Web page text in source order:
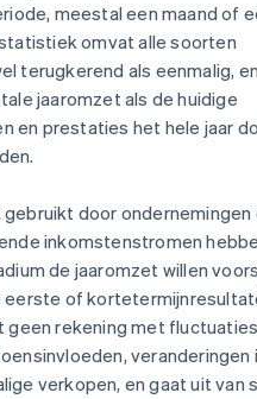
meestal een maand of
omvat alle soorten
terugkerend als eenmalig, en
jaaromzet als de huidige
en prestaties het hele jaar
gebruikt door
inkomstenstromen
de jaaromzet willen
eerste of
rekening met
veranderingen
verkopen, en gaat uit van